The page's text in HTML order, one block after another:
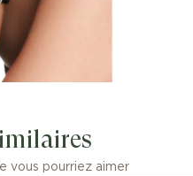
vous pourriez aimer